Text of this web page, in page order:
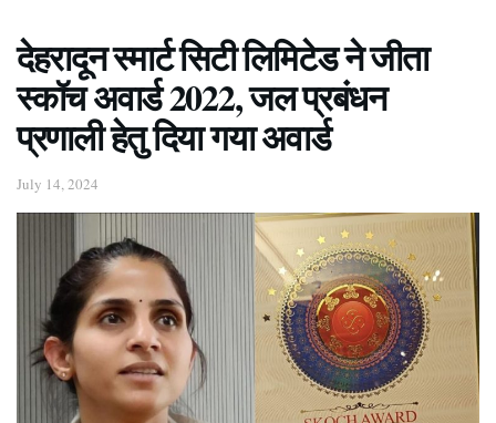
देहरादून स्मार्ट सिटी लिमिटेड ने जीता
स्कॉच अवार्ड 2022, जल प्रबंधन
प्रणाली हेतु दिया गया अवार्ड
July 14, 2024